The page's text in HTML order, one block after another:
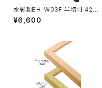
水彩額BH-W03F 半切判 423
×545ミリ
¥6,600